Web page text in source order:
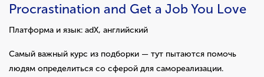
Procrastination and Get a Job You Love
Платформа и язык: adX, английский
Самый важный курс из подборки — тут пытаются помочь
людям определиться со сферой для самореализации.